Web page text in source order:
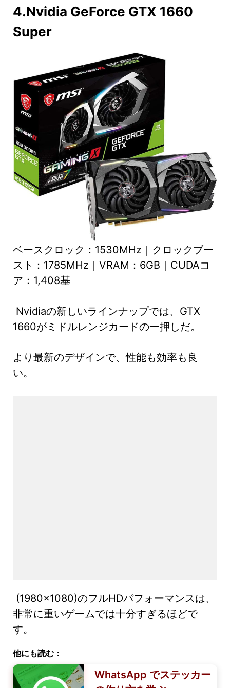
4.Nvidia GeForce GTX 1660
Super
ベースクロック：1530MHz｜クロックブー
スト：1785MHz｜VRAM：6GB｜CUDAコ
ア：1,408基
Nvidiaの新しいラインナップでは、GTX
1660がミドルレンジカードの一押しだ。
より最新のデザインで、性能も効率も良
い。
(1980×1080)のフルHDパフォーマンスは、
非常に重いゲームでは十分すぎるほどで
す。
他にも読む：
WhatsApp でステッカー